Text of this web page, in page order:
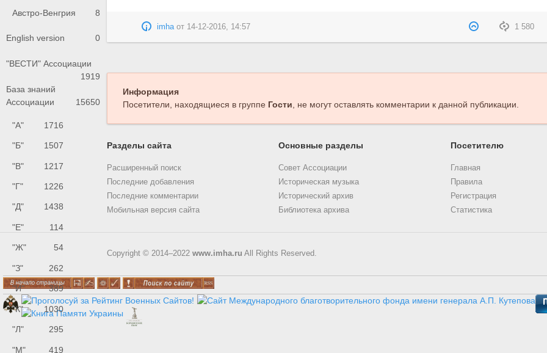
Австро-Венгрия 8
English version 0
"ВЕСТИ" Ассоциации
1919
База знаний
Ассоциации
15650
"А" 1716
"Б" 1507
"В" 1217
"Г" 1226
"Д" 1438
"Е" 114
"Ж" 54
"З" 262
"И" 389
"К" 1030
"Л" 295
"М" 419
1 580
imhaот 14-12-2016, 14:57
Информация
Посетители, находящиеся в группе Гости, не могут оставлять комментарии к данной публикации.
Разделы сайта
Расширенный поиск
Последние добавления
Последние комментарии
Мобильная версия сайта
Основные разделы
Совет Ассоциации
Историческая музыка
Исторический архив
Библиотека архива
Посетителю
Главная
Правила
Регистрация
Статистика
Copyright © 2014–2022 www.imha.ru All Rights Reserved.